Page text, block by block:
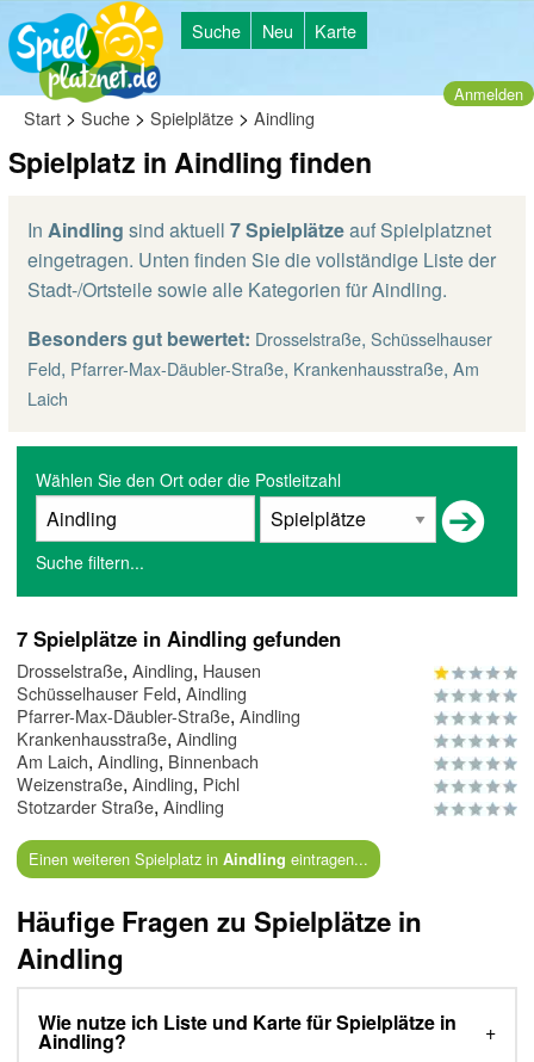
Suche Neu Karte
Anmelden
Start > Suche > Spielplätze > Aindling
Spielplatz in Aindling finden
In Aindling sind aktuell 7 Spielplätzeauf Spielplatznet
eingetragen. Unten finden Sie die vollständige Liste der
Stadt-/Ortsteile sowie alle Kategorien für Aindling.
Besonders gut bewertet: Drosselstraße, Schüsselhauser
Feld, Pfarrer-Max-Däubler-Straße, Krankenhausstraße, Am
Laich
Wählen Sie den Ort oder die Postleitzahl
Suche filtern...
7 Spielplätze in Aindling gefunden
Drosselstraße, Aindling, Hausen
Schüsselhauser Feld, Aindling
Pfarrer-Max-Däubler-Straße, Aindling
Krankenhausstraße, Aindling
Am Laich, Aindling, Binnenbach
Weizenstraße, Aindling, Pichl
Stotzarder Straße, Aindling
Einen weiteren Spielplatz in Aindling eintragen...
Häufige Fragen zu Spielplätze in
Aindling
Wie nutze ich Liste und Karte für Spielplätze in
Aindling?